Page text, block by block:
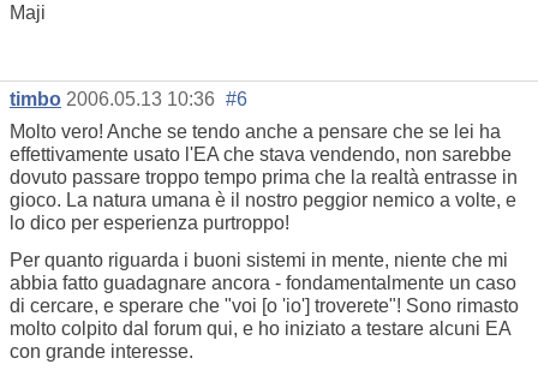
Maji
timbo 2006.05.13 10:36 #6
Molto vero! Anche se tendo anche a pensare che se lei ha
effettivamente usato l'EA che stava vendendo, non sarebbe
dovuto passare troppo tempo prima che la realtà entrasse in
gioco. La natura umana è il nostro peggior nemico a volte, e
lo dico per esperienza purtroppo!
Per quanto riguarda i buoni sistemi in mente, niente che mi
abbia fatto guadagnare ancora - fondamentalmente un caso
di cercare, e sperare che "voi [o 'io'] troverete"! Sono rimasto
molto colpito dal forum qui, e ho iniziato a testare alcuni EA
con grande interesse.